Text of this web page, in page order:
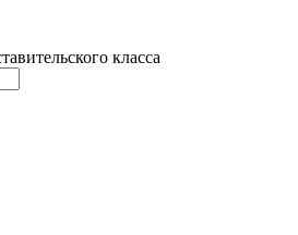
класса